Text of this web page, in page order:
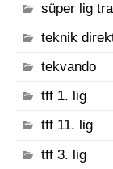
süper lig
teknik
tekvando
tff 1. lig
tff 11. lig
tff 3. lig